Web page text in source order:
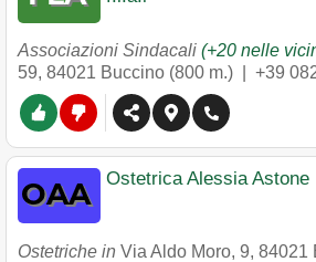
Associazioni Sindacali (+20 nelle
59, 84021 Buccino (800 m.) | +39
Ostetrica Alessia Astone
Ostetriche in Via Aldo Moro, 9, 84021